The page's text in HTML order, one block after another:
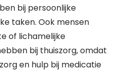
bij persoonlijke
taken. Ook mensen
of lichamelijke
bij thuiszorg, omdat
en hulp bij medicatie